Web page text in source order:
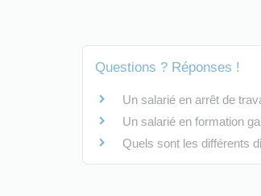
Questions ? Réponses !
Un salarié en arrêt de
Un salarié en formation
Quels sont les différents